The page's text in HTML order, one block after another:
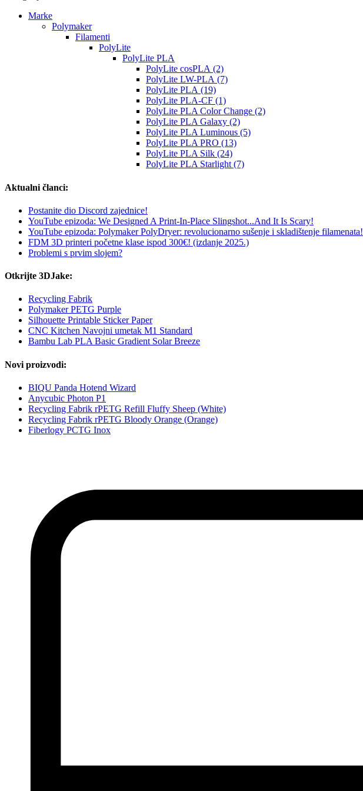
Marke
Polymaker
Filamenti
PolyLite
PolyLite PLA
PolyLite cosPLA (2)
PolyLite LW-PLA (7)
PolyLite PLA (19)
PolyLite PLA-CF (1)
PolyLite PLA Color Change (2)
PolyLite PLA Galaxy (2)
PolyLite PLA Luminous (5)
PolyLite PLA PRO (13)
PolyLite PLA Silk (24)
PolyLite PLA Starlight (7)
Aktualni članci:
Postanite dio Discord zajednice!
YouTube epizoda: We Designed A Print-In-Place Slingshot...And It Is Scary!
YouTube epizoda: Polymaker PolyDryer: revolucionarno sušenje i skladištenje filamenata!
FDM 3D printeri početne klase ispod 300€! (izdanje 2025.)
Problemi s prvim slojem?
Otkrijte 3DJake:
Recycling Fabrik
Polymaker PETG Purple
Silhouette Printable Sticker Paper
CNC Kitchen Navojni umetak M1 Standard
Bambu Lab PLA Basic Gradient Solar Breeze
Novi proizvodi:
BIQU Panda Hotend Wizard
Anycubic Photon P1
Recycling Fabrik rPETG Refill Fluffy Sheep (White)
Recycling Fabrik rPETG Bloody Orange (Orange)
Fiberlogy PCTG Inox